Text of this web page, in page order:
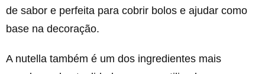
de sabor e perfeita para cobrir bolos e ajudar como
base na decoração.
A nutella também é um dos ingredientes mais